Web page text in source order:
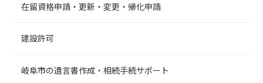
在留資格申請・更新・変更・帰化申請
建設許可
岐阜市の遺言書作成・相続手続サポート